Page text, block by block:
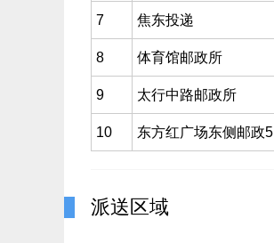
7 焦东投递
8 体育馆邮政所
9 太行中路邮政所
10 东方红广场东侧邮政5
派送区域